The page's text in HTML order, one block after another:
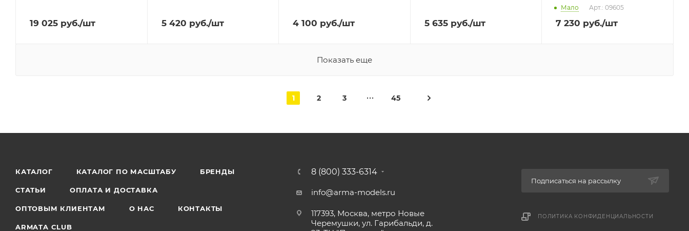
19 025 руб./шт 5 420 руб./шт 4 100 руб./шт 5 635руб./шт
Мало Арт.: 09605
7 230 руб./шт
Показать еще
1 2 3 45
КАТАЛОГ КАТАЛОГ ПО МАСШТАБУ БРЕНДЫ
СТАТЬИ ОПЛАТА И ДОСТАВКА
ОПТОВЫМ КЛИЕНТАМ О НАС КОНТАКТЫ
ARMATA CLUB
8 (800) 333-6314
info@arma-models.ru
117393, Москва, метро Новые
Черемушки, ул. Гарибальди, д.
Подписаться на рассылку
ПОЛИТИКА КОНФИДЕНЦИАЛЬНОСТИ